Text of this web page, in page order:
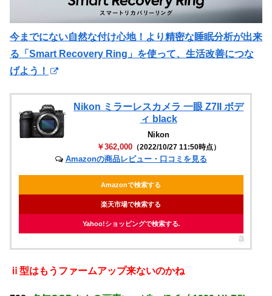
今までにない自然な付け心地！より精密な睡眠分析が出来
る「Smart Recovery Ring」を使って、生活改善につな
げよう！
Nikon ミラーレスカメラ 一眼 Z7II ボデ
ィ black
Nikon
￥362,000 （2022/10/27 11:50時点）
Amazonの商品レビュー・口コミを見る
Amazonで検索する
楽天市場で検索する
Yahoo!ショッピングで検索する
ⅱ型はもうファームアップ来ないのかね